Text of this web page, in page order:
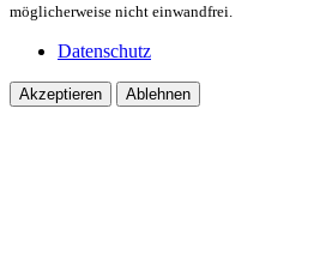
möglicherweise nicht einwandfrei.
Datenschutz
Akzeptieren Ablehnen